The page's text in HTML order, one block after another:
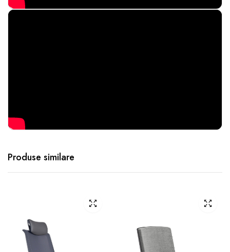
Produse similare